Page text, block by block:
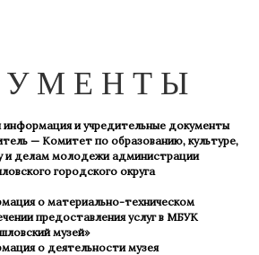
и учредительные документы
— Комитет по образованию, культуре,
и делам молодежи администрации
городского округа
о материально-техническом
предоставления услуг в МБУК
музей»
о деятельности музея